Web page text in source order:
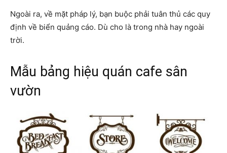
Ngoài ra, về mặt pháp lý, bạn buộc phải tuân thủ các quy
định về biển quảng cáo. Dù cho là trong nhà hay ngoài
trời.
Mẫu bảng hiệu quán cafe sân
vườn